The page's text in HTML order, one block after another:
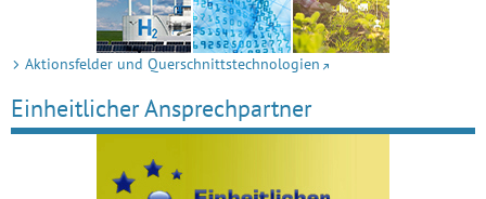
Aktionsfelder und Querschnittstechnologien
Einheitlicher Ansprechpartner